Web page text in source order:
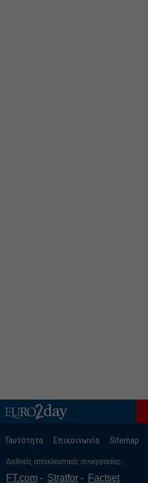
Ταυτότητα Επικοινωνία Sitemap
Διεθνείς αποκλειστικές συνεργασίες:
FT.com Stratfor Factset